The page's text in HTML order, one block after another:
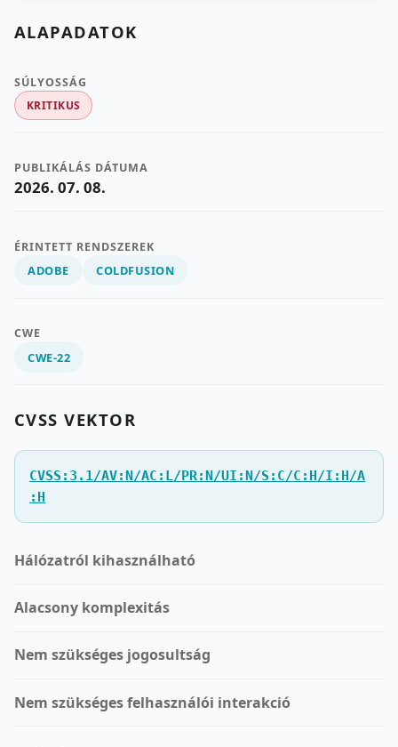
ALAPADATOK
SÚLYOSSÁG
KRITIKUS
PUBLIKÁLÁS DÁTUMA
2026. 07. 08.
ÉRINTETT RENDSZEREK
ADOBE COLDFUSION
CWE
CWE-22
CVSS VEKTOR
CVSS:3.1/AV:N/AC:L/PR:N/UI:N/S:C/C:H/I:H/A
:H
Hálózatról kihasználható
Alacsony komplexitás
Nem szükséges jogosultság
Nem szükséges felhasználói interakció